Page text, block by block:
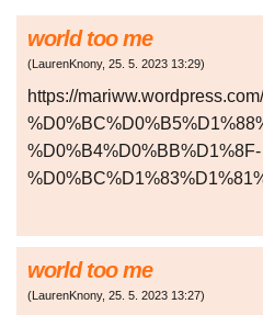
world too me
(LaurenKnony, 25. 5. 2023 13:29)
https://
%D0%B4%D0%BB%D1%8F-
world too me
(LaurenKnony, 25. 5. 2023 13:27)